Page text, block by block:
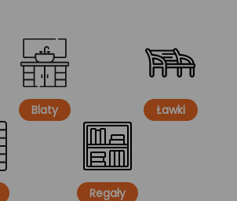
Blaty Ławki
Regały